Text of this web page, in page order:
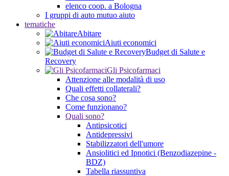
elenco coop. a Bologna
I gruppi di auto mutuo aiuto
tematiche
Abitare
Aiuti economici
Budget di Salute e
Recovery
Gli Psicofarmaci
Attenzione alle modalità di uso
Quali effetti collaterali?
Che cosa sono?
Come funzionano?
Quali sono?
Antipsicotici
Antidepressivi
Stabilizzatori dell'umore
Ansiolitici ed Ipnotici (Benzodiazepine -
BDZ)
Tabella riassuntiva